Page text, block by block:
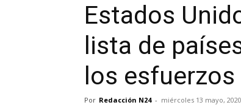
Estados
lista de
los
Por Redacción N24 - miércoles 13 mayo, 2020